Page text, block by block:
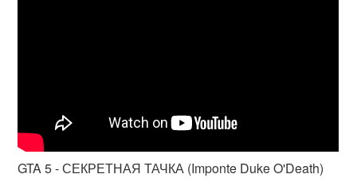
GTA 5 - СЕКРЕТНАЯ ТАЧКА (Imponte Duke O'Death)